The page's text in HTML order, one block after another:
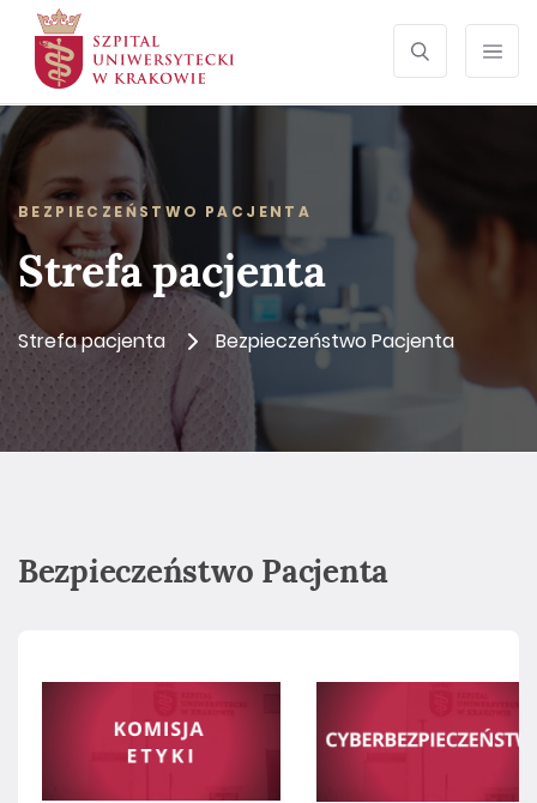
Otwórz
SZUKAJ
BEZPIECZEŃSTWO PACJENTA
Strefa pacjenta
Strefa pacjenta Bezpieczeństwo Pacjenta
Bezpieczeństwo Pacjenta